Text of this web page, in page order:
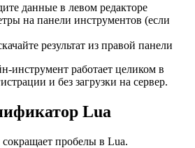
данные в левом редакторе
на панели инструментов (если
результат из правой панели
работает целиком в
и без загрузки на сервер.
Lua
пробелы в Lua.